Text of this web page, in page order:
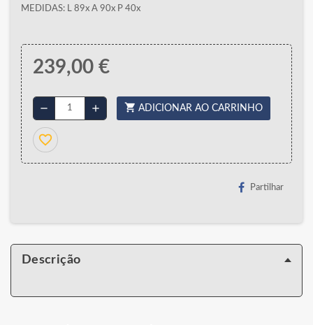
MEDIDAS: L 89x A 90x P 40x
239,00 €
remove add shopping_cart ADICIONAR AO CARRINHO
favorite_border
Partilhar
Descrição